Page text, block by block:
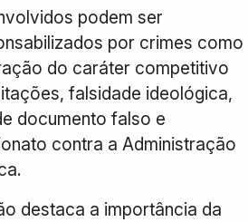
podem ser
por crimes como
do caráter competitivo
falsidade ideológica,
documento falso e
contra a Administração
destaca a importância da